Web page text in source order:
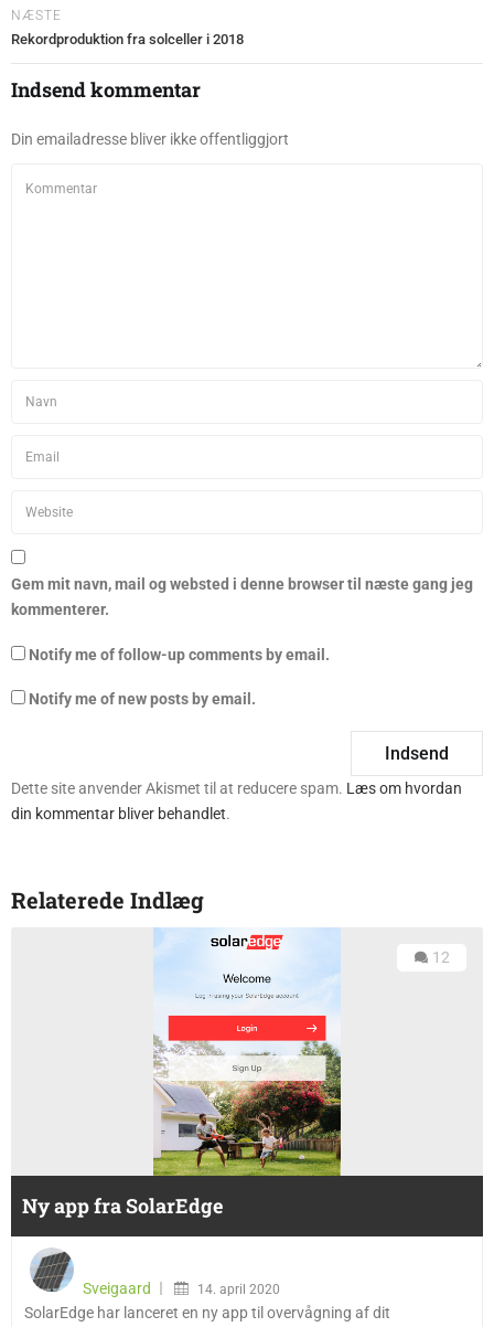
NÆSTE
Rekordproduktion fra solceller i 2018
Indsend kommentar
Din emailadresse bliver ikke offentliggjort
Gem mit navn, mail og websted i denne browser til næste gang jeg
kommenterer.
Notify me of follow-up comments by email.
Notify me of new posts by email.
Dette site anvender Akismet til at reducere spam. Læs om hvordan
din kommentar bliver behandlet.
Relaterede Indlæg
12
Ny app fra SolarEdge
Sveigaard 14. april 2020
SolarEdge har lanceret en ny app til overvågning af dit